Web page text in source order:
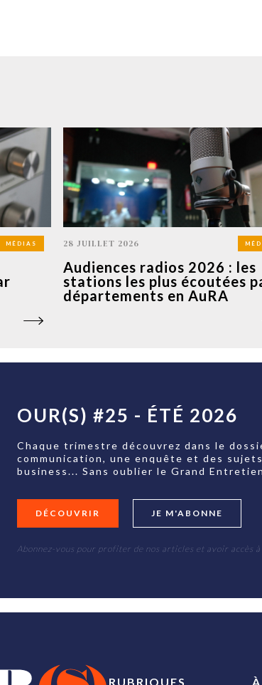
MÉDIAS 28 JUILLET 2026
Audiences radios 2026 : les
stations les plus écoutées
départements en AuRA
OUR(S) #25 - ÉTÉ 2026
Chaque trimestre découvrez dans le
communication, une enquête et des
business... Sans oublier le Grand
DÉCOUVRIR JE M'ABONNE
Abonnez-vous pour profiter de nos articles et avoir accès à
RUBRIQUES